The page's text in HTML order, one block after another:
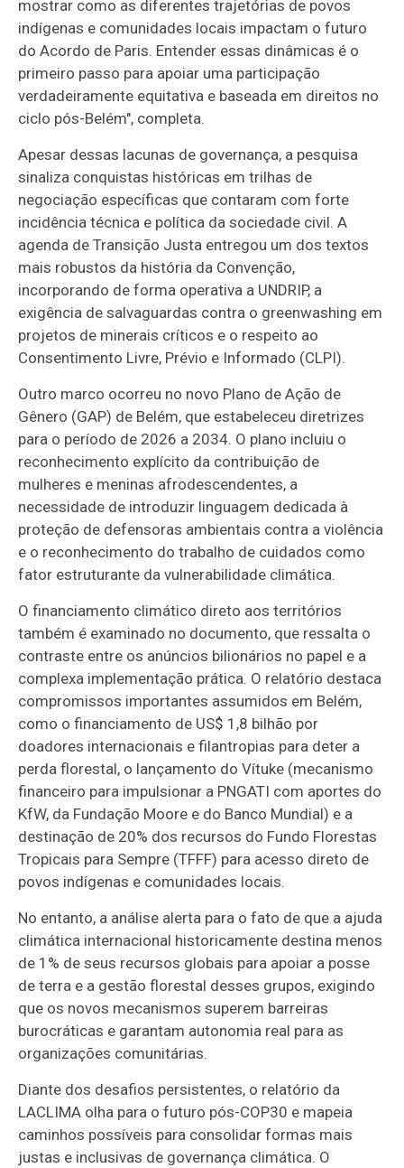
mostrar como as diferentes trajetórias de povos
indígenas e comunidades locais impactam o futuro
do Acordo de Paris. Entender essas dinâmicas é o
primeiro passo para apoiar uma participação
verdadeiramente equitativa e baseada em direitos no
ciclo pós-Belém", completa.
Apesar dessas lacunas de governança, a pesquisa
sinaliza conquistas históricas em trilhas de
negociação específicas que contaram com forte
incidência técnica e política da sociedade civil. A
agenda de Transição Justa entregou um dos textos
mais robustos da história da Convenção,
incorporando de forma operativa a UNDRIP, a
exigência de salvaguardas contra o greenwashing em
projetos de minerais críticos e o respeito ao
Consentimento Livre, Prévio e Informado (CLPI).
Outro marco ocorreu no novo Plano de Ação de
Gênero (GAP) de Belém, que estabeleceu diretrizes
para o período de 2026 a 2034. O plano incluiu o
reconhecimento explícito da contribuição de
mulheres e meninas afrodescendentes, a
necessidade de introduzir linguagem dedicada à
proteção de defensoras ambientais contra a violência
e o reconhecimento do trabalho de cuidados como
fator estruturante da vulnerabilidade climática.
O financiamento climático direto aos territórios
também é examinado no documento, que ressalta o
contraste entre os anúncios bilionários no papel e a
complexa implementação prática. O relatório destaca
compromissos importantes assumidos em Belém,
como o financiamento de US$ 1,8 bilhão por
doadores internacionais e filantropias para deter a
perda florestal, o lançamento do Vítuke (mecanismo
financeiro para impulsionar a PNGATI com aportes do
KfW, da Fundação Moore e do Banco Mundial) e a
destinação de 20% dos recursos do Fundo Florestas
Tropicais para Sempre (TFFF) para acesso direto de
povos indígenas e comunidades locais.
No entanto, a análise alerta para o fato de que a ajuda
climática internacional historicamente destina menos
de 1% de seus recursos globais para apoiar a posse
de terra e a gestão florestal desses grupos, exigindo
que os novos mecanismos superem barreiras
burocráticas e garantam autonomia real para as
organizações comunitárias.
Diante dos desafios persistentes, o relatório da
LACLIMA olha para o futuro pós-COP30 e mapeia
caminhos possíveis para consolidar formas mais
justas e inclusivas de governança climática. O